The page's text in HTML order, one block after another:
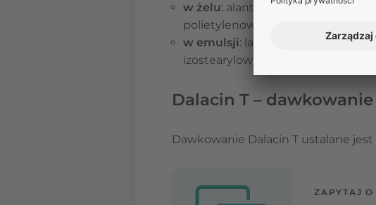
w żelu: alantoina,
polietylenowy, carbomer 934 P,
w emulsji: laurylosarkozyny sól
izostearylowy,
Dalacin T – dawkowanie
Dawkowanie Dalacin T ustalane
ZAPYTAJ O